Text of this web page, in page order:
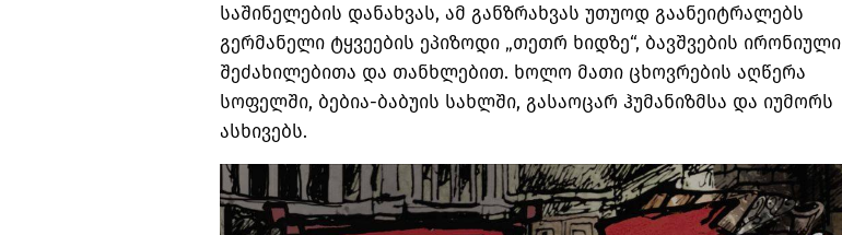
საშინელების დანახვას, ამ განზრახვას უთუოდ გაანეიტრალებს
გერმანელი ტყვეების ეპიზოდი „თეთრ ხიდზე“, ბავშვების ირონიული
შეძახილებითა და თანხლებით. ხოლო მათი ცხოვრების აღწერა
სოფელში, ბებია-ბაბუის სახლში, გასაოცარ ჰუმანიზმსა და იუმორს
ასხივებს.